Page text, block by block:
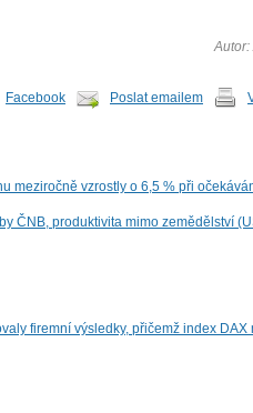
Facebook Poslat emailem
meziročně vzrostly o 6,5 % při
ČNB, produktivita mimo zemědělství
firemní výsledky, přičemž index DAX